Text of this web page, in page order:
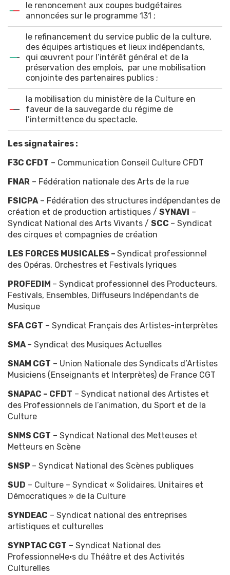
le renoncement aux coupes budgétaires
annoncées sur le programme 131 ;
le refinancement du service public de la culture,
des équipes artistiques et lieux indépendants,
qui œuvrent pour l’intérêt général et de la
préservation des emplois, par une mobilisation
conjointe des partenaires publics ;
la mobilisation du ministère de la Culture en
faveur de la sauvegarde du régime de
l’intermittence du spectacle.
Les signataires :
F3C CFDT – Communication Conseil Culture CFDT
FNAR – Fédération nationale des Arts de la rue
FSICPA– Fédération des structures indépendantes de
création et de production artistiques / SYNAVI –
Syndicat National des Arts Vivants / SCC – Syndicat
des cirques et compagnies de création
LES FORCES MUSICALES – Syndicat professionnel
des Opéras, Orchestres et Festivals lyriques
PROFEDIM – Syndicat professionnel des Producteurs,
Festivals, Ensembles, Diffuseurs Indépendants de
Musique
SFA CGT – Syndicat Français des Artistes-interprètes
SMA– Syndicat des Musiques Actuelles
SNAM CGT – Union Nationale des Syndicats d’Artistes
Musiciens (Enseignants et Interprètes) de France CGT
SNAPAC – CFDT – Syndicat national des Artistes et
des Professionnels de l’animation, du Sport et de la
Culture
SNMS CGT – Syndicat National des Metteuses et
Metteurs en Scène
SNSP – Syndicat National des Scènes publiques
SUD – Culture – Syndicat « Solidaires, Unitaires et
Démocratiques » de la Culture
SYNDEAC – Syndicat national des entreprises
artistiques et culturelles
SYNPTAC CGT – Syndicat National des
Professionnel·le·s du Théâtre et des Activités
Culturelles